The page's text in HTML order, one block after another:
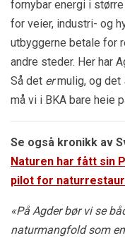
fornybar energi i
for veier, industri- og
utbyggerne betale for
andre steder. Her har
Så det ermulig, og det
må vi i BKA bare heie
Se også kronikk av
Naturen har fått sin
pilot for
«På Agder bør vi se
naturmangfold som